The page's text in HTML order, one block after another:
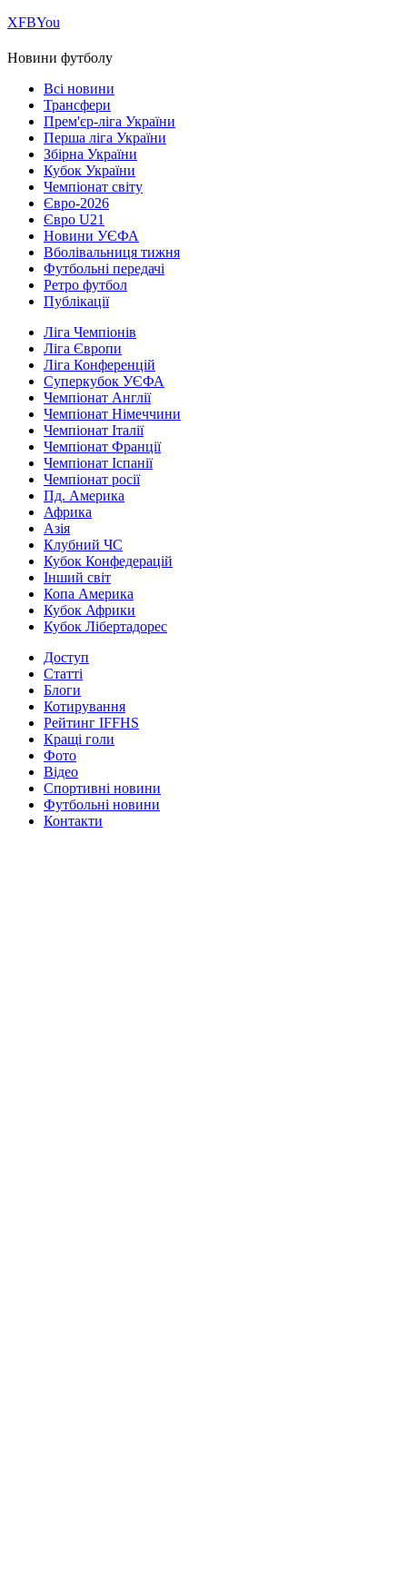
ХFBYou
Новини футболу
Всі новини
Трансфери
Прем'єр-ліга України
Перша ліга України
Збірна України
Кубок України
Чемпіонат світу
Євро-2026
Євро U21
Новини УЄФА
Вболівальниця тижня
Футбольні передачі
Ретро футбол
Публікації
Ліга Чемпіонів
Ліга Європи
Ліга Конференцій
Суперкубок УЄФА
Чемпіонат Англії
Чемпіонат Німеччини
Чемпіонат Італії
Чемпіонат Франції
Чемпіонат Іспанії
Чемпіонат росії
Пд. Америка
Африка
Азія
Клубний ЧС
Кубок Конфедерацій
Інший світ
Копа Америка
Кубок Африки
Кубок Лібертадорес
Доступ
Статті
Блоги
Котирування
Рейтинг IFFHS
Кращі голи
Фото
Відео
Спортивні новини
Футбольні новини
Контакти